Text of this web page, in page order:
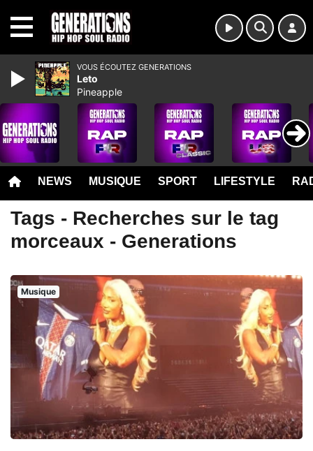
NEWS MUSIQUE SPORT LIFESTYLE
Tags - Recherches sur le tag
morceaux - Generations
Musique
VOUS ÉCOUTEZ GENERATIONS
Leto
Pineapple